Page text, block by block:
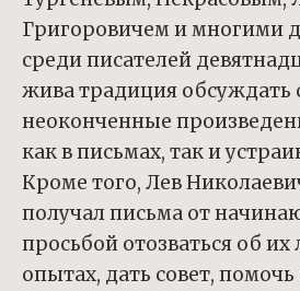
Григоровичем и многими
среди писателей
жива традиция обсуждать
неоконченные
как в письмах, так и
Кроме того, Лев
получал письма от
просьбой отозваться об
опытах, дать совет,